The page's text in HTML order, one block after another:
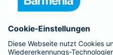
Barmenia ist Teil